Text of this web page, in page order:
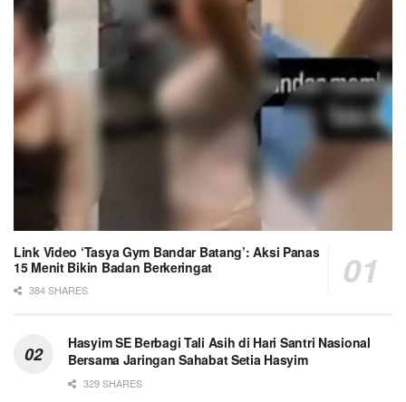
Link Video ‘Tasya Gym Bandar Batang’: Aksi Panas
15 Menit Bikin Badan Berkeringat
384 SHARES
Hasyim SE Berbagi Tali Asih di Hari Santri Nasional
Bersama Jaringan Sahabat Setia Hasyim
329 SHARES